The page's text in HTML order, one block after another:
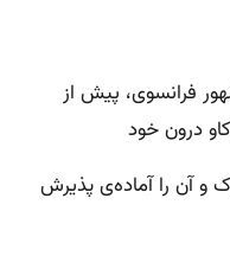
فرانسوی، پیش از
درون خود
و آن را آماده‌ی پذیرش